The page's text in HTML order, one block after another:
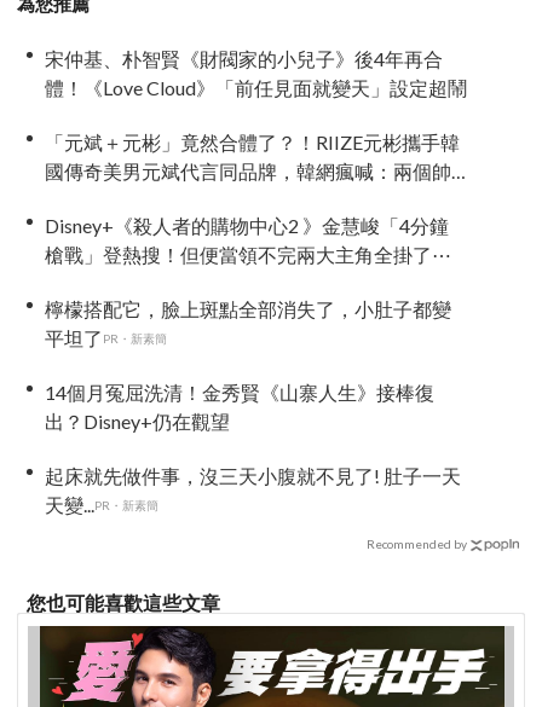
宋仲基、朴智賢《財閥家的小兒子》後4年再合
體！《Love Cloud》「前任見面就變天」設定超鬧
「元斌＋元彬」竟然合體了？！RIIZE元彬攜手韓
國傳奇美男元斌代言同品牌，韓網瘋喊：兩個帥
Disney+《殺人者的購物中心2 》金慧峻「4分鐘
槍戰」登熱搜！但便當領不完兩大主角全掛了⋯
檸檬搭配它，臉上斑點全部消失了，小肚子都變
平坦了 PR・新素簡
14個月冤屈洗清！金秀賢《山寨人生》接棒復
出？Disney+仍在觀望
起床就先做件事，沒三天小腹就不見了! 肚子一天
天變...PR・新素簡
Recommended by
您也可能喜歡這些文章